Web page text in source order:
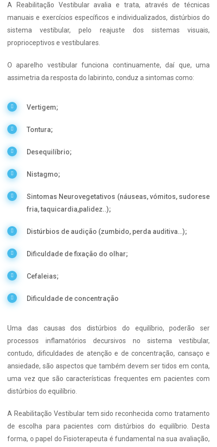
A Reabilitação Vestibular avalia e trata, através de técnicas
manuais e exercícios específicos e individualizados, distúrbios do
sistema vestibular, pelo reajuste dos sistemas visuais,
proprioceptivos e vestibulares.
O aparelho vestibular funciona continuamente, daí que, uma
assimetria da resposta do labirinto, conduz a sintomas como:
Vertigem;
Tontura;
Desequilíbrio;
Nistagmo;
Sintomas Neurovegetativos (náuseas, vómitos, sudorese
fria, taquicardia,palidez..);
Distúrbios de audição (zumbido, perda auditiva…);
Dificuldade de fixação do olhar;
Cefaleias;
Dificuldade de concentração
Uma das causas dos distúrbios do equilíbrio, poderão ser
processos inflamatórios decursivos no sistema vestibular,
contudo, dificuldades de atenção e de concentração, cansaço e
ansiedade, são aspectos que também devem ser tidos em conta,
uma vez que são características frequentes em pacientes com
distúrbios do equilíbrio.
A Reabilitação Vestibular tem sido reconhecida como tratamento
de escolha para pacientes com distúrbios do equilíbrio. Desta
forma, o papel do Fisioterapeuta é fundamental na sua avaliação,